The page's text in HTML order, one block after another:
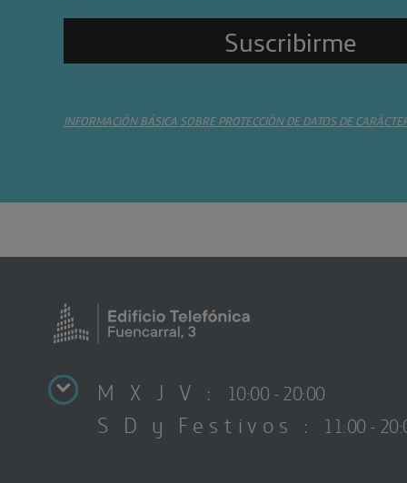
INFORMACIÓN BÁSICA SOBRE PROTECCIÓN DE DATOS DE
M X J V : 10:00 - 20:00
S D y Festivos : 11:00 -